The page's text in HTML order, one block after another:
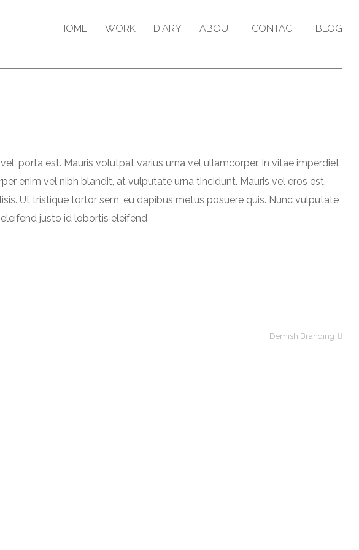
HOME WORK DIARY ABOUT CONTACT BLOG
porta est. Mauris volutpat varius urna vel ullamcorper. In vitae imperdiet
enim vel nibh blandit, at vulputate urna tincidunt. Mauris vel eros est.
Ut tristique tortor sem, eu dapibus metus posuere quis. Nunc vulputate
justo id lobortis eleifend
Demish Branding